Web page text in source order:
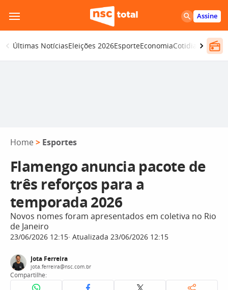
para
o
conteúdo
Assine
Últimas NotíciasEleições 2026EsporteEconomiaCotidiano
Home > Esportes
Flamengo anuncia pacote de
três reforços para a
temporada 2026
Novos nomes foram apresentados em coletiva no Rio
de Janeiro
23/06/2026 12:15 Atualizada 23/06/2026 12:15
Jota Ferreira
jota.ferreira@nsc.com.br
Compartilhe: